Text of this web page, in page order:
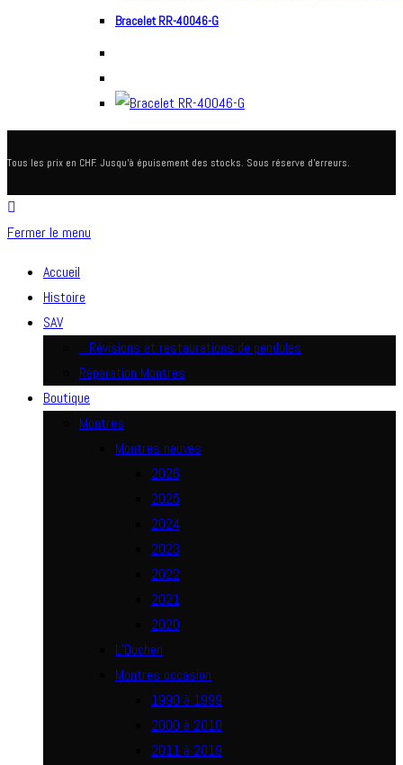
Bracelet RR-40046-G
Tous les prix en CHF. Jusqu'à épuisement des stocks. Sous réserve d'erreurs.
Fermer le menu
Accueil
Histoire
SAV
…Révisions et restaurations de pendules
Réparation Montres
Boutique
Montres
Montres neuves
2026
2025
2024
2023
2022
2021
2020
L’Duchen
Montres occasion
1990 à 1999
2000 à 2010
2011 à 2019